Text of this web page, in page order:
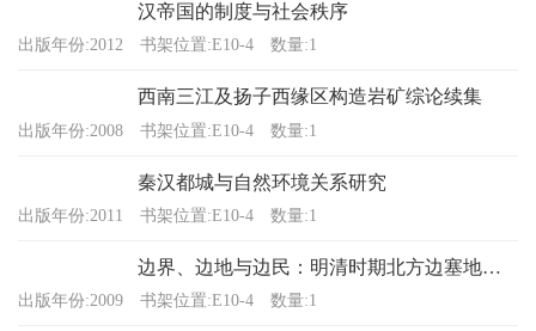
汉帝国的制度与社会秩序
出版年份:2012 书架位置:E10-4 数量:1
西南三江及扬子西缘区构造岩矿综论续集
出版年份:2008 书架位置:E10-4 数量:1
秦汉都城与自然环境关系研究
出版年份:2011 书架位置:E10-4 数量:1
边界、边地与边民：明清时期北方边塞地区部族分布与地理生态基础研究
出版年份:2009 书架位置:E10-4 数量:1